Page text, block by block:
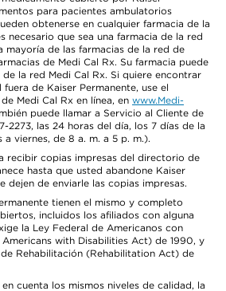
para pacientes ambulatorios
obtenerse en cualquier farmacia de la
necesario que sea una farmacia de la red
mayoría de las farmacias de la red de
de Medi Cal Rx. Su farmacia puede
la red Medi Cal Rx. Si quiere encontrar
de Kaiser Permanente, use el
Medi Cal Rx en línea, en www.Medi-
puede llamar a Servicio al Cliente de
2273, las 24 horas del día, los 7 días de la
a viernes, de 8 a. m. a 5 p. m.).
recibir copias impresas del directorio de
hasta que usted abandone Kaiser
dejen de enviarle las copias impresas.
tienen el mismo y completo
incluidos los afiliados con alguna
la Ley Federal de Americanos con
with Disabilities Act) de 1990, y
Rehabilitación (Rehabilitation Act) de
cuenta los mismos niveles de calidad, la